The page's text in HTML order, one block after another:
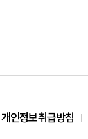
도록
다
개인정보취급방침